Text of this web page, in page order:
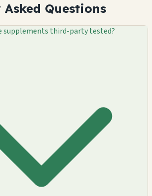
Questions
supplements third-party tested?